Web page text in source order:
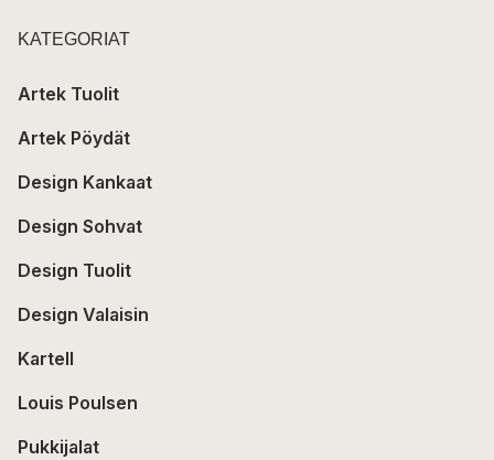
KATEGORIAT
Artek Tuolit
Artek Pöydät
Design Kankaat
Design Sohvat
Design Tuolit
Design Valaisin
Kartell
Louis Poulsen
Pukkijalat